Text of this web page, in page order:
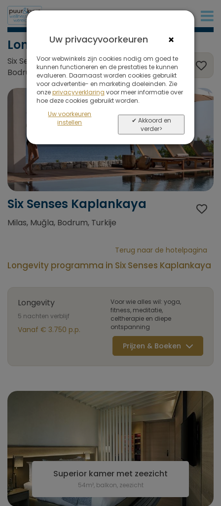
Longevity
Six Senses Kaplankaya, Milas, Muğla,
Bodrum, Turkije
Six Senses Kaplankaya
Milas, Muğla, Bodrum, Turkije
Terug naar de hotelpagina
Longevity programma in Six Senses Kaplankaya
Longevity
5 nachten verblijf
Vanaf € 3.750 p.p.
Voor wie alles wil: yoga,
fitness, meditatie,
celtherapie en diepe
ontspanning
Prijzen & Boeken
Superior kamer met zeezicht
54m², balkon, zeezicht
×
Uw privacyvoorkeuren
Voor webwinkels zijn cookies nodig om goed te
kunnen functioneren en de prestaties te kunnen
evalueren. Daarnaast worden cookies gebruikt
voor advertentie- en marketing doeleinden. Zie
onzeprivacyverklaring voor meer informatie over
hoe deze cookies gebruikt worden.
Uw voorkeuren
instellen
✔ Akkoord en
verder>